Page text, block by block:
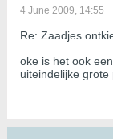
4 June 2009, 14:55
Re: Zaadjes
oke is het ook
uiteindelijke